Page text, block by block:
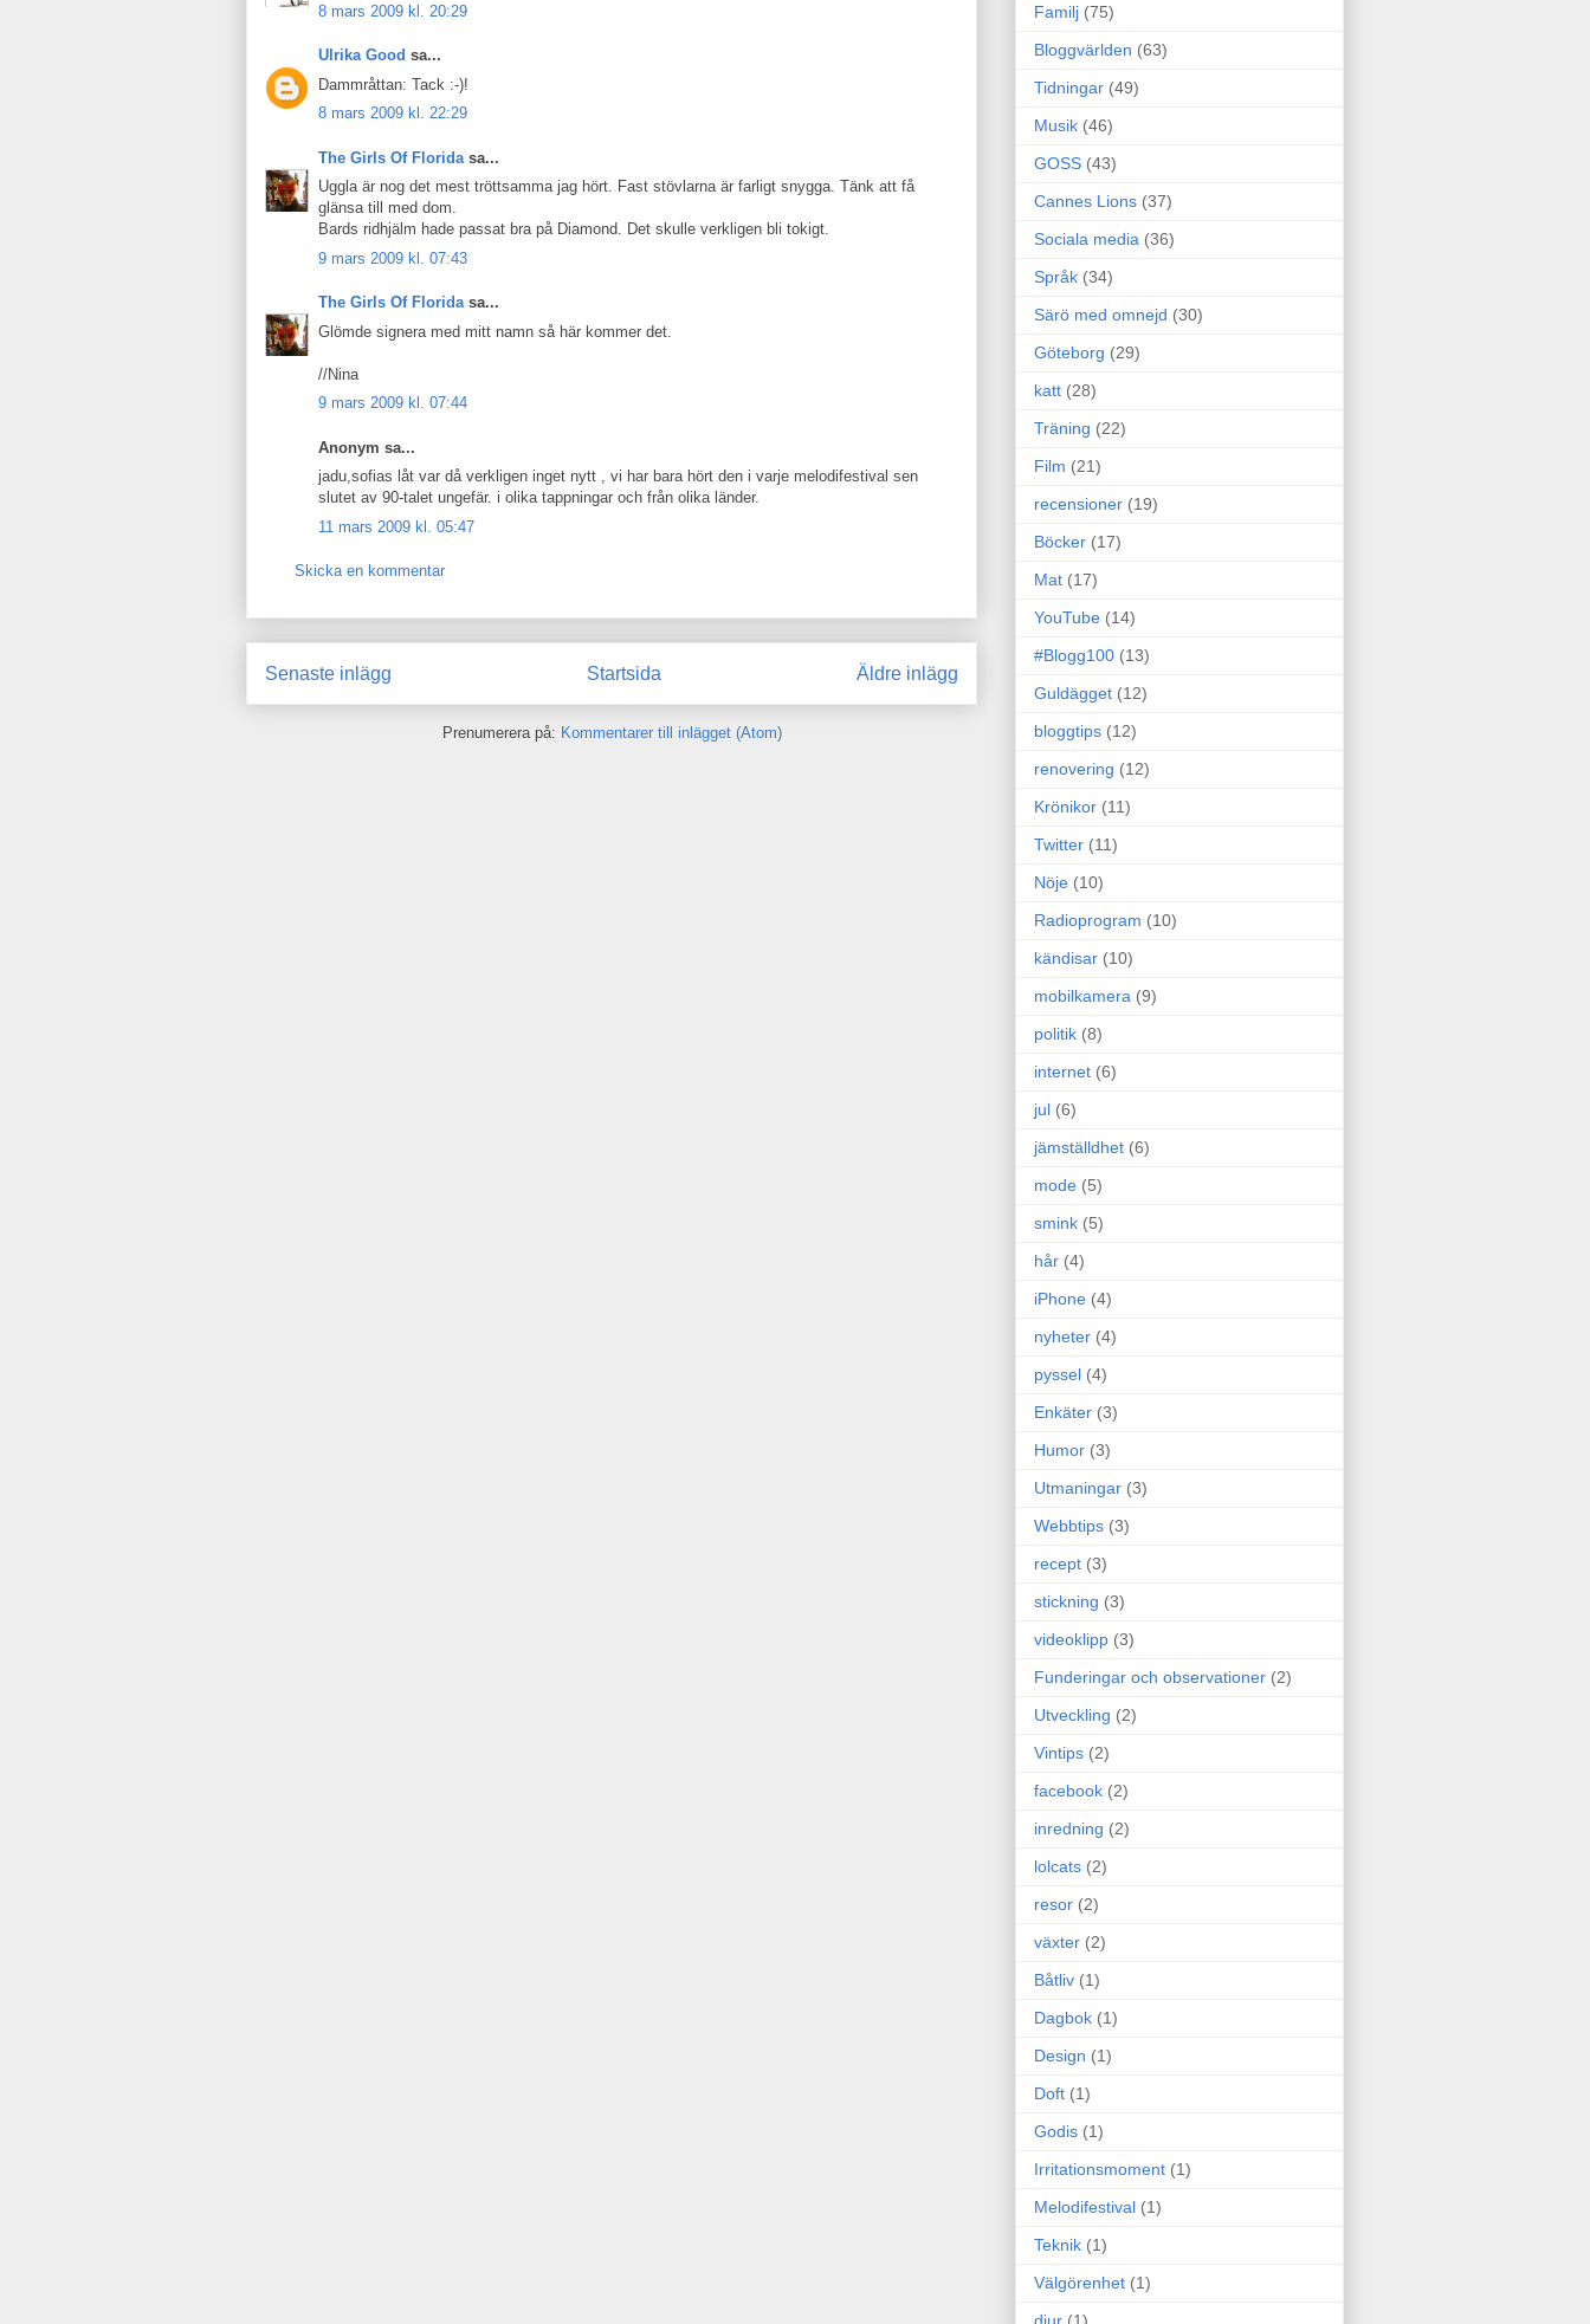
8 mars 2009 kl. 20:29
Ulrika Good sa...
Dammråttan: Tack :-)!
8 mars 2009 kl. 22:29
The Girls Of Florida sa...
Uggla är nog det mest tröttsamma jag hört. Fast stövlarna är farligt snygga. Tänk att få
glänsa till med dom.
Bards ridhjälm hade passat bra på Diamond. Det skulle verkligen bli tokigt.
9 mars 2009 kl. 07:43
The Girls Of Floridasa...
Glömde signera med mitt namn så här kommer det.
//Nina
9 mars 2009 kl. 07:44
Anonym sa...
jadu,sofias låt var då verkligen inget nytt , vi har bara hört den i varje melodifestival sen
slutet av 90-talet ungefär. i olika tappningar och från olika länder.
11 mars 2009 kl. 05:47
Skicka en kommentar
Senaste inlägg Äldre inlägg
Startsida
Prenumerera på: Kommentarer till inlägget (Atom)
Familj (75)
Bloggvärlden (63)
Tidningar (49)
Musik (46)
GOSS (43)
Cannes Lions (37)
Sociala media (36)
Språk (34)
Särö med omnejd (30)
Göteborg (29)
katt (28)
Träning (22)
Film (21)
recensioner (19)
Böcker (17)
Mat (17)
YouTube (14)
#Blogg100 (13)
Guldägget (12)
bloggtips (12)
renovering (12)
Krönikor (11)
Twitter (11)
Nöje (10)
Radioprogram (10)
kändisar (10)
mobilkamera (9)
politik (8)
internet (6)
jul (6)
jämställdhet (6)
mode (5)
smink (5)
hår (4)
iPhone (4)
nyheter (4)
pyssel (4)
Enkäter (3)
Humor (3)
Utmaningar (3)
Webbtips (3)
recept (3)
stickning (3)
videoklipp (3)
Funderingar och observationer (2)
Utveckling (2)
Vintips (2)
facebook (2)
inredning (2)
lolcats (2)
resor (2)
växter (2)
Båtliv (1)
Dagbok (1)
Design (1)
Doft (1)
Godis (1)
Irritationsmoment (1)
Melodifestival (1)
Teknik (1)
Välgörenhet (1)